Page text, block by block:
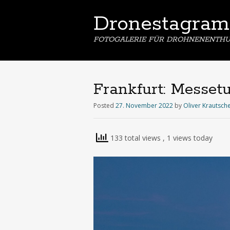
Dronestagram
FOTOGALERIE FÜR
Frankfurt:
Posted 27. November 2022 by Oliver
133 total views , 1 views today